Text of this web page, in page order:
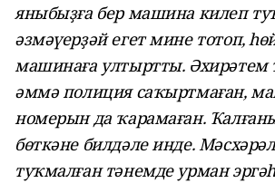
яныбыҙға бер машина килеп
әзмәүерҙәй егет мине тотоп,
машинаға ултыртты. Әхирәтем
әммә полиция саҡыртмаған,
номерын да ҡарамаған.
бөткәне билдәле инде.
туҡмалған тәнемде урман